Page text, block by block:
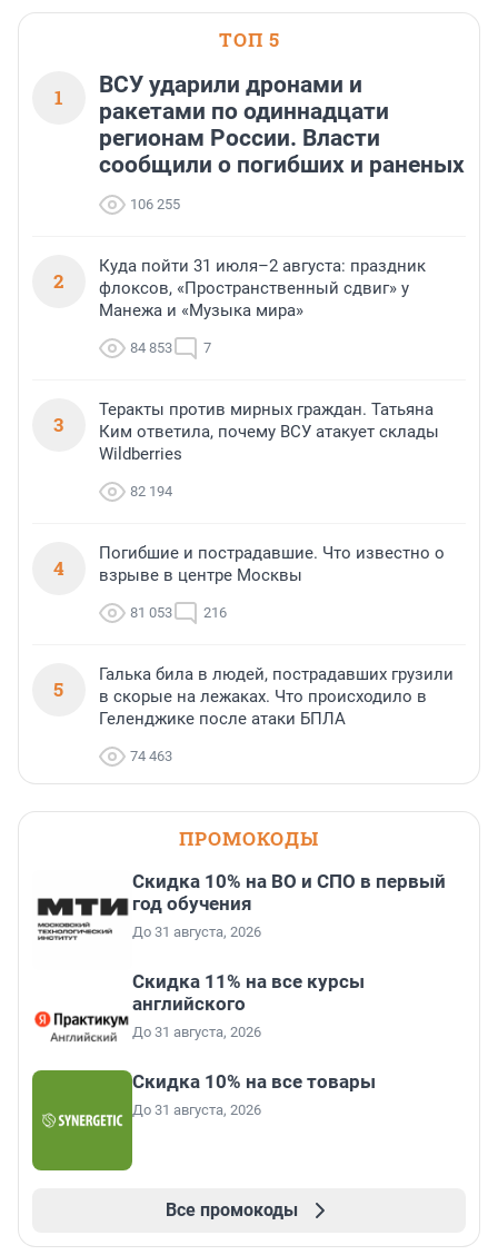
ТОП 5
1
ВСУ ударили дронами и
ракетами по одиннадцати
регионам России. Власти
сообщили о погибших и раненых
106 255
2
Куда пойти 31 июля–2 августа: праздник
флоксов, «Пространственный сдвиг» у
Манежа и «Музыка мира»
84 853 7
3
Теракты против мирных граждан. Татьяна
Ким ответила, почему ВСУ атакует склады
Wildberries
82 194
4
Погибшие и пострадавшие. Что известно о
взрыве в центре Москвы
81 053 216
5
Галька била в людей, пострадавших грузили
в скорые на лежаках. Что происходило в
Геленджике после атаки БПЛА
74 463
ПРОМОКОДЫ
Скидка 10% на ВО и СПО в первый
год обучения
До 31 августа, 2026
Скидка 11% на все курсы
английского
До 31 августа, 2026
Скидка 10% на все товары
До 31 августа, 2026
Все промокоды